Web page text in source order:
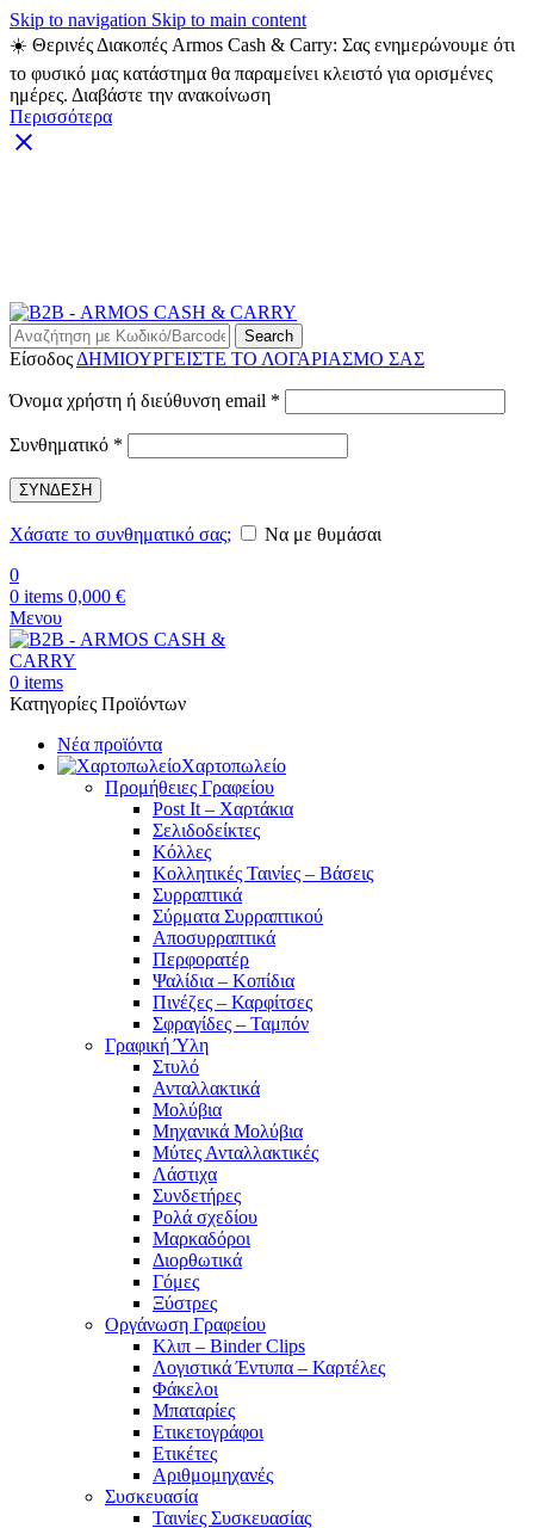
Skip to navigation Skip to main content
☀️ Θερινές Διακοπές Armos Cash & Carry: Σας ενημερώνουμε ότι
το φυσικό μας κατάστημα θα παραμείνει κλειστό για ορισμένες
ημέρες. Διαβάστε την ανακοίνωση
Περισσότερα
Search
Είσοδος ΔΗΜΙΟΥΡΓΕΙΣΤΕ ΤΟ ΛΟΓΑΡΙΑΣΜΟ ΣΑΣ
Όνομα χρήστη ή διεύθυνση email *
Συνθηματικό *
ΣΥΝΔΕΣΗ
Χάσατε το συνθηματικό σας;
Να με θυμάσαι
0
0 items 0,000 €
Μενου
0 items
Κατηγορίες Προϊόντων
Νέα προϊόντα
Χαρτοπωλείο
Προμήθειες Γραφείου
Post It – Χαρτάκια
Σελιδοδείκτες
Κόλλες
Κολλητικές Ταινίες – Βάσεις
Συρραπτικά
Σύρματα Συρραπτικού
Αποσυρραπτικά
Περφορατέρ
Ψαλίδια – Κοπίδια
Πινέζες – Καρφίτσες
Σφραγίδες – Ταμπόν
Γραφική Ύλη
Στυλό
Ανταλλακτικά
Μολύβια
Μηχανικά Μολύβια
Μύτες Ανταλλακτικές
Λάστιχα
Συνδετήρες
Ρολά σχεδίου
Μαρκαδόροι
Διορθωτικά
Γόμες
Ξύστρες
Οργάνωση Γραφείου
Κλιπ – Binder Clips
Λογιστικά Έντυπα – Καρτέλες
Φάκελοι
Μπαταρίες
Ετικετογράφοι
Ετικέτες
Αριθμομηχανές
Συσκευασία
Ταινίες Συσκευασίας